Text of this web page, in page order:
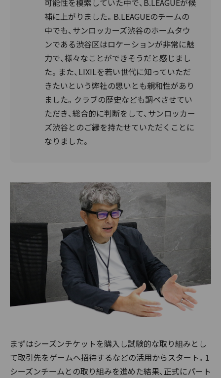
可能性を模索していた中で、B.LEAGUEが候
補に上がりました。B.LEAGUEのチームの
中でも、サンロッカーズ渋谷のホームタウ
ンである渋谷区はロケーションが非常に魅
力で、様々なことができそうだと感じまし
た。また、LIXILを若い世代に知っていただ
きたいという弊社の思いとも親和性があり
ました。クラブの歴史なども調べさせてい
ただき、総合的に判断をして、サンロッカー
ズ渋谷とのご縁を持たせていただくことに
なりました。
まずはシーズンチケットを購入し試験的な取り組みとし
て取引先をゲームへ招待するなどの活用からスタート。1
シーズンチームとの取り組みを進めた結果、正式にパート